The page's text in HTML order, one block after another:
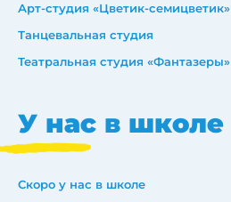
Арт-студия «Цветик-семицветик»
Танцевальная студия
Театральная студия «Фантазеры»
У нас в школе
Скоро у нас в школе